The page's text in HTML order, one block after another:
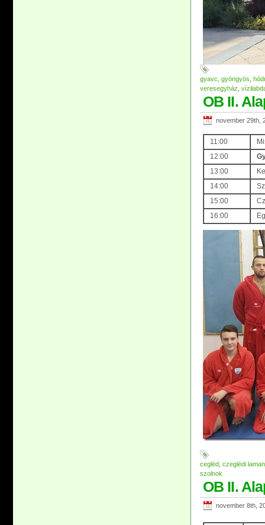
gyavc gyöngyös
veresegyház
OB II.
november 29th,
11:00
12:00
13:00
14:00
15:00
16:00
cegléd czeglédi
szolnok
OB II.
november 8th,